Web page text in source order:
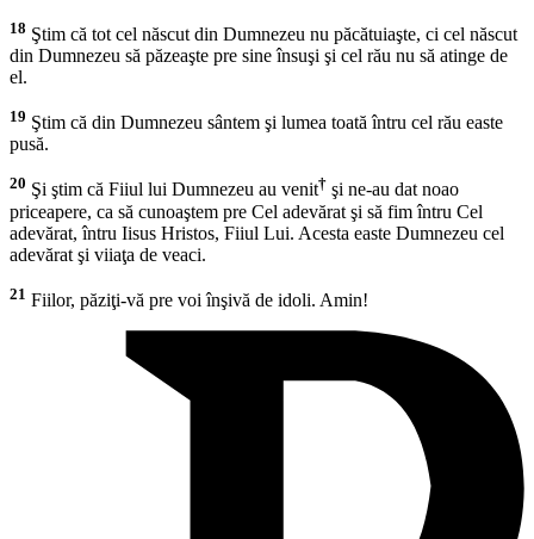
18 Ştim că tot cel născut din Dumnezeu nu păcătuiaşte, ci cel născut
din Dumnezeu să păzeaşte pre sine însuşi şi cel rău nu să atinge de
el.
19 Ştim că din Dumnezeu sântem şi lumea toată întru cel rău easte
pusă.
20 Şi ştim că Fiiul lui Dumnezeu au venit† şi ne-au dat noao
priceapere, ca să cunoaştem pre Cel adevărat şi să fim întru Cel
adevărat, întru Iisus Hristos, Fiiul Lui. Acesta easte Dumnezeu cel
adevărat şi viiaţa de veaci.
21 Fiilor, păziţi-vă pre voi înşivă de idoli. Amin!